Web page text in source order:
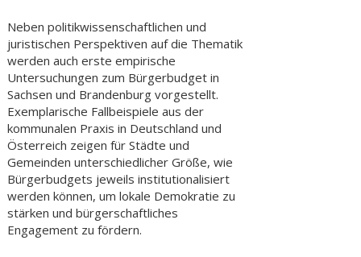
Neben politikwissenschaftlichen und
juristischen Perspektiven auf die Thematik
werden auch erste empirische
Untersuchungen zum Bürgerbudget in
Sachsen und Brandenburg vorgestellt.
Exemplarische Fallbeispiele aus der
kommunalen Praxis in Deutschland und
Österreich zeigen für Städte und
Gemeinden unterschiedlicher Größe, wie
Bürgerbudgets jeweils institutionalisiert
werden können, um lokale Demokratie zu
stärken und bürgerschaftliches
Engagement zu fördern.